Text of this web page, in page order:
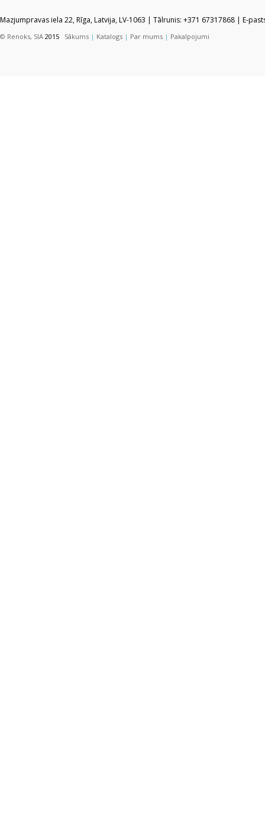
Mazjumpravas iela 22, Rīga, Latvija, LV-1063 | Tālrunis: +371 67317868 | E-
© Renoks, SIA 2015 Sākums | Katalogs | Par mums | Pakalpojumi